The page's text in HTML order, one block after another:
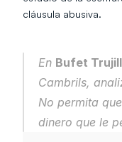
cláusula abusiva.
En Bufet
Cambrils,
No permita
dinero que le